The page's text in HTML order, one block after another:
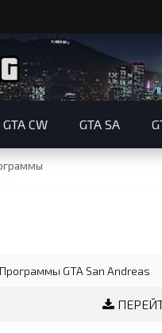
GTA CW GTA SA
Программы GTA San Andreas